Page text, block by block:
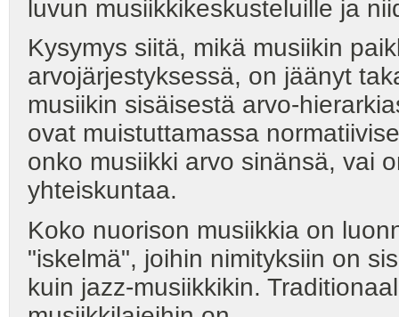
luvun musiikkikeskusteluille ja
Kysymys siitä, mikä musiikin
arvojärjestyksessä, on jäänyt
musiikin sisäisestä arvo-
ovat muistuttamassa
onko musiikki arvo sinänsä, vai
yhteiskuntaa.
Koko nuorison musiikkia on
"iskelmä", joihin nimityksiin on
kuin jazz-musiikkikin.